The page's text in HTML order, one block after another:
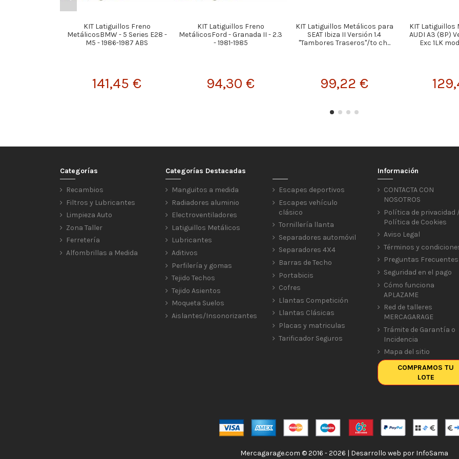
KIT Latiguillos Freno
MetálicosBMW - 5 Series E28 -
M5 - 1986-1987 ABS
141,45 €
KIT Latiguillos Freno
MetálicosFord - Granada II - 2.3
- 1981-1985
94,30 €
KIT Latiguillos Metálicos para
SEAT Ibiza II Versión 1.4
"Tambores Traseros"/to ch...
99,22 €
KIT Latiguillos
AUDI A3 (8P)
Exc 1LK
Categorías
Recambios
Filtros y Lubricantes
Limpieza Auto
Zona Taller
Ferretería
Alfombrillas a Medida
Categorías Destacadas
Manguitos a medida
Radiadores aluminio
Electroventiladores
Latiguillos Metálicos
Lubricantes
Aditivos
Perfilería y gomas
Tejido Techos
Tejido Asientos
Moqueta Suelos
Aislantes/Insonorizantes
Escapes deportivos
Escapes vehículo
clásico
Tornillería llanta
Separadores automóvil
Separadores 4X4
Barras de Techo
Portabicis
Cofres
Llantas Competición
Llantas Clásicas
Placas y matriculas
Tarificador Seguros
Información
CONTACTA CON
NOSOTROS
Política de privacidad /
Política de Cookies
Aviso Legal
Términos y
Preguntas Frecuentes
Seguridad en el pago
Cómo funciona
APLAZAME
Red de talleres
MERCAGARAGE
Trámite de Garantía o
Incidencia
Mapa del sitio
COMPRAMOS TU
LOTE
Mercagarage.com © 2016 - 2026 | Desarrollo web por InfoSama